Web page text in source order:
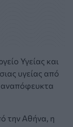
Υγείας και
υγείας από
αναπόφευκτα
την Αθήνα, η